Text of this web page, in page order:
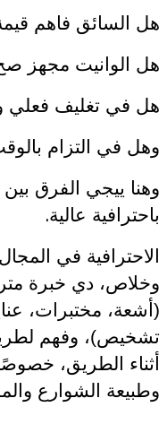
هل السائق فاهم
هل الوانيت مجهز
هل في تغليف فعلي
وهل في التزام
وهنا ييجي الفرق
باحترافية عالية.
الاحترافية في
وخلاص، دي خبرة
(أشعة، مختبرات،
تشخيص)، وفهم لطريقة
أثناء الطريق،
وطبيعة الشوارع